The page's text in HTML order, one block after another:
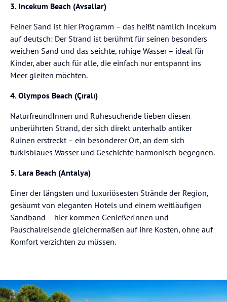
3. Incekum Beach (Avsallar)
Feiner Sand ist hier Programm – das heißt nämlich Incekum
auf deutsch: Der Strand ist berühmt für seinen besonders
weichen Sand und das seichte, ruhige Wasser – ideal für
Kinder, aber auch für alle, die einfach nur entspannt ins
Meer gleiten möchten.
4. Olympos Beach (Çıralı)
NaturfreundInnen und Ruhesuchende lieben diesen
unberührten Strand, der sich direkt unterhalb antiker
Ruinen erstreckt – ein besonderer Ort, an dem sich
türkisblaues Wasser und Geschichte harmonisch begegnen.
5. Lara Beach (Antalya)
Einer der längsten und luxuriösesten Strände der Region,
gesäumt von eleganten Hotels und einem weitläufigen
Sandband – hier kommen GenießerInnen und
Pauschalreisende gleichermaßen auf ihre Kosten, ohne auf
Komfort verzichten zu müssen.